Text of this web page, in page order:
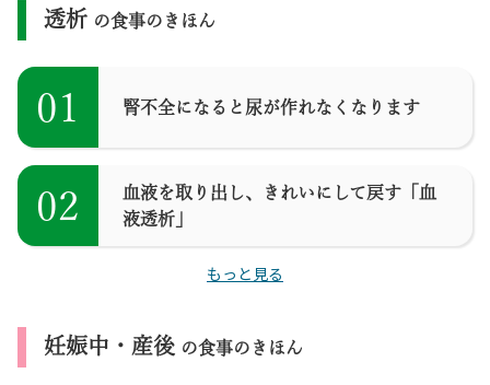
透析 の食事のきほん
01 腎不全になると尿が作れなくなります
02
血液を取り出し、きれいにして戻す「血
液透析」
もっと見る
妊娠中・産後 の食事のきほん